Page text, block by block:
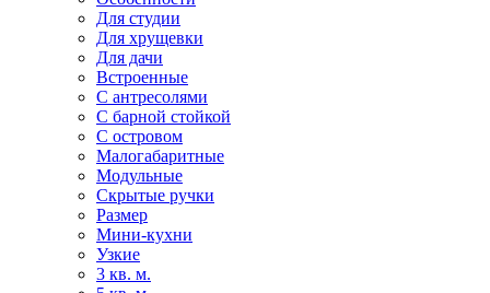
Для студии
Для хрущевки
Для дачи
Встроенные
С антресолями
С барной стойкой
С островом
Малогабаритные
Модульные
Скрытые ручки
Размер
Мини-кухни
Узкие
3 кв. м.